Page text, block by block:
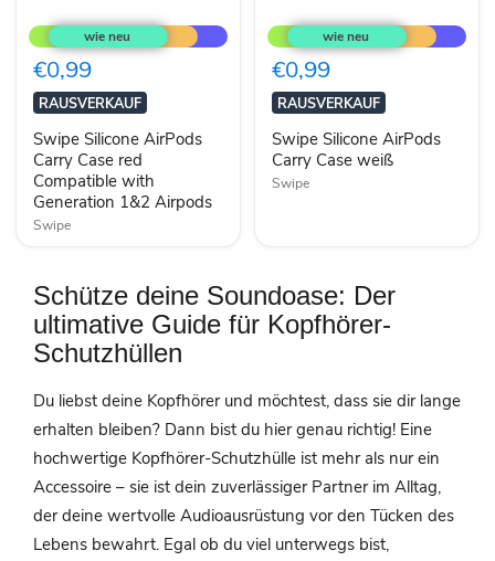
Silicone
AirPods
Carry
Case
red
Compatible
with
Generation
1&2
Airpods
€0,99
RAUSVERKAUF
Swipe Silicone AirPods
Carry Case red
Compatible with
Generation 1&2 Airpods
Swipe
Silicone
AirPods
Carry
Case
weiß
€0,99
RAUSVERKAUF
Swipe Silicone AirPods
Carry Case weiß
Swipe
Schütze deine Soundoase: Der
ultimative Guide für Kopfhörer-
Schutzhüllen
Du liebst deine Kopfhörer und möchtest, dass sie dir lange
erhalten bleiben? Dann bist du hier genau richtig! Eine
hochwertige Kopfhörer-Schutzhülle ist mehr als nur ein
Accessoire – sie ist dein zuverlässiger Partner im Alltag,
der deine wertvolle Audioausrüstung vor den Tücken des
Lebens bewahrt. Egal ob du viel unterwegs bist,